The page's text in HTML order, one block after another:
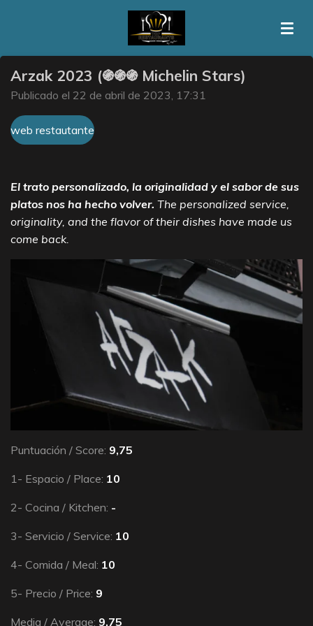
principal
Arzak 2023 (֍֍֍ Michelin Stars)
Publicado el 22 de abril de 2023, 17:31
web restautante
El trato personalizado, la originalidad y el sabor de sus
platos nos ha hecho volver. The personalized service,
originality, and the flavor of their dishes have made us
come back.
Puntuación / Score: 9,75
1- Espacio / Place: 10
2- Cocina / Kitchen: -
3- Servicio / Service: 10
4- Comida / Meal: 10
5- Precio / Price: 9
Media / Average: 9,75